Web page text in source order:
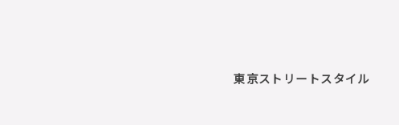
東京ストリートスタイル